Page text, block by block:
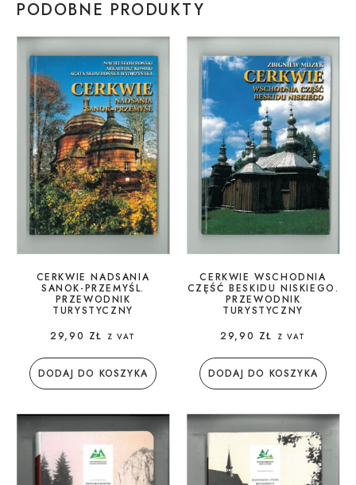
PODOBNE PRODUKTY
CERKWIE NADSANIA
SANOK-PRZEMYŚL.
PRZEWODNIK
TURYSTYCZNY
29,90 ZŁ Z VAT
DODAJ DO KOSZYKA
CERKWIE WSCHODNIA
CZĘŚĆ BESKIDU NISKIEGO.
PRZEWODNIK
TURYSTYCZNY
29,90 ZŁ Z VAT
DODAJ DO KOSZYKA